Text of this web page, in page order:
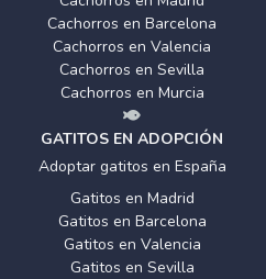
Cachorros en Barcelona
Cachorros en Valencia
Cachorros en Sevilla
Cachorros en Murcia
GATITOS EN ADOPCIÓN
Adoptar gatitos en España
Gatitos en Madrid
Gatitos en Barcelona
Gatitos en Valencia
Gatitos en Sevilla